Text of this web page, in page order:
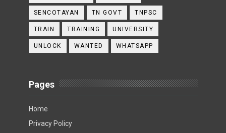
SENCOTAYAN TN GOVT TNPSC
TRAIN TRAINING UNIVERSITY
UNLOCK WANTED WHATSAPP
Pages
Home
Privacy Policy